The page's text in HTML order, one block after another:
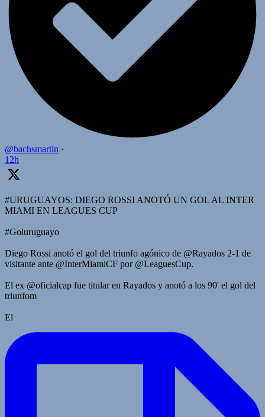
@bachsmartin ·
12h
#URUGUAYOS: DIEGO ROSSI ANOTÓ UN GOL AL INTER
MIAMI EN LEAGUES CUP
#Goluruguayo
Diego Rossi anotó el gol del triunfo agónico de @Rayados 2-1 de
visitante ante @InterMiamiCF por @LeaguesCup.
El ex @oficialcap fue titular en Rayados y anotó a los 90' el gol del
triunfom
El